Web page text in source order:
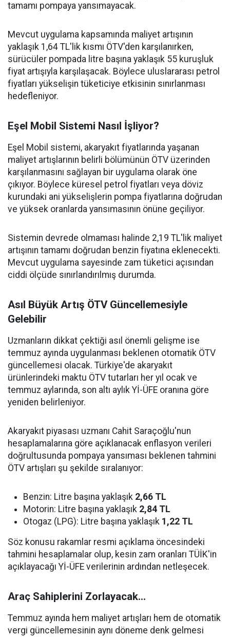
tamamı pompaya yansımayacak.
Mevcut uygulama kapsamında maliyet artışının
yaklaşık 1,64 TL'lik kısmı ÖTV'den karşılanırken,
sürücüler pompada litre başına yaklaşık 55 kuruşluk
fiyat artışıyla karşılaşacak. Böylece uluslararası petrol
fiyatları yükselişin tüketiciye etkisinin sınırlanması
hedefleniyor.
Eşel Mobil Sistemi Nasıl İşliyor?
Eşel Mobil sistemi, akaryakıt fiyatlarında yaşanan
maliyet artışlarının belirli bölümünün ÖTV üzerinden
karşılanmasını sağlayan bir uygulama olarak öne
çıkıyor. Böylece küresel petrol fiyatları veya döviz
kurundaki ani yükselişlerin pompa fiyatlarına doğrudan
ve yüksek oranlarda yansımasının önüne geçiliyor.
Sistemin devrede olmaması halinde 2,19 TL'lik maliyet
artışının tamamı doğrudan benzin fiyatına eklenecekti.
Mevcut uygulama sayesinde zam tüketici açısından
ciddi ölçüde sınırlandırılmış durumda.
Asıl Büyük Artış ÖTV Güncellemesiyle
Gelebilir
Uzmanların dikkat çektiği asıl önemli gelişme ise
temmuz ayında uygulanması beklenen otomatik ÖTV
güncellemesi olacak. Türkiye'de akaryakıt
ürünlerindeki maktu ÖTV tutarları her yıl ocak ve
temmuz aylarında, son altı aylık Yİ-ÜFE oranına göre
yeniden belirleniyor.
Akaryakıt piyasası uzmanı Cahit Saraçoğlu'nun
hesaplamalarına göre açıklanacak enflasyon verileri
doğrultusunda pompaya yansıması beklenen tahmini
ÖTV artışları şu şekilde sıralanıyor:
Benzin: Litre başına yaklaşık 2,66 TL
Motorin: Litre başına yaklaşık 2,84 TL
Otogaz (LPG): Litre başına yaklaşık 1,22 TL
Söz konusu rakamlar resmi açıklama öncesindeki
tahmini hesaplamalar olup, kesin zam oranları TÜİK'in
açıklayacağı Yİ-ÜFE verilerinin ardından netleşecek.
Araç Sahiplerini Zorlayacak...
Temmuz ayında hem maliyet artışları hem de otomatik
vergi güncellemesinin aynı döneme denk gelmesi